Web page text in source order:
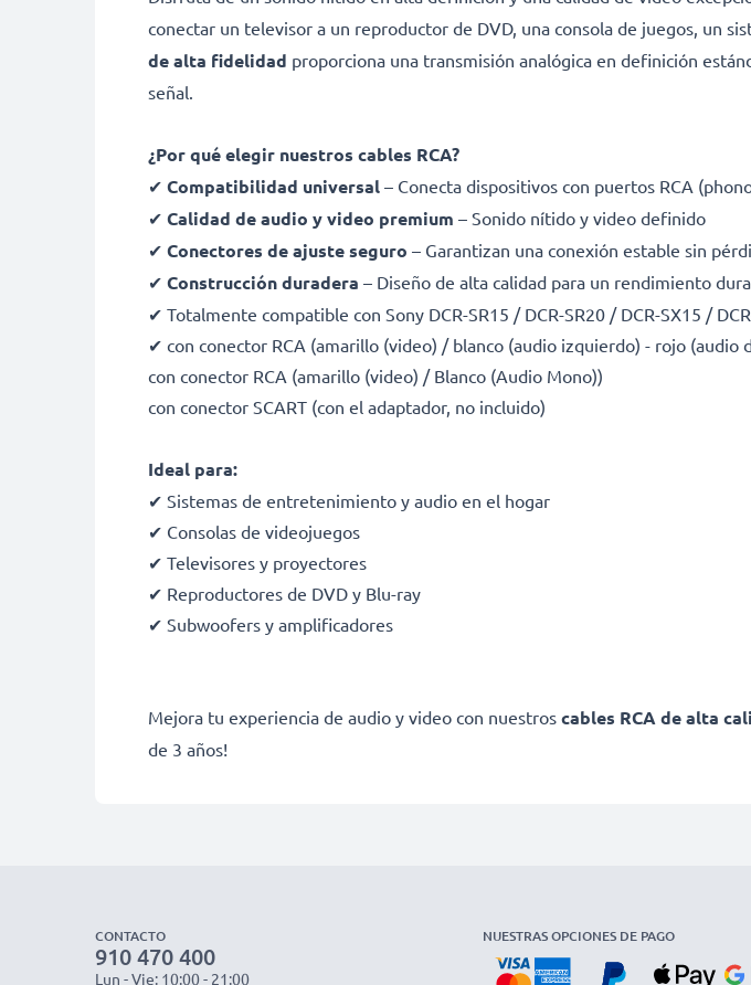
conectar un televisor a un reproductor de DVD, una consola de juegos, un
de alta fidelidad proporciona una transmisión analógica en definición
señal.
¿Por qué elegir nuestros cables RCA?
✔ Compatibilidad universal – Conecta dispositivos con puertos RCA
✔ Calidad de audio y video premium – Sonido nítido y video definido
✔ Conectores de ajuste seguro – Garantizan una conexión estable sin
✔ Construcción duradera – Diseño de alta calidad para un rendimiento
✔ Totalmente compatible con Sony DCR-SR15 / DCR-SR20 / DCR-SX15 /
✔ con conector RCA (amarillo (video) / blanco (audio izquierdo) - rojo (audio
con conector RCA (amarillo (video) / Blanco (Audio Mono))
con conector SCART (con el adaptador, no incluido)
Ideal para:
✔ Sistemas de entretenimiento y audio en el hogar
✔ Consolas de videojuegos
✔ Televisores y proyectores
✔ Reproductores de DVD y Blu-ray
✔ Subwoofers y amplificadores
Mejora tu experiencia de audio y video con nuestros cables RCA de alta
de 3 años!
CONTACTO
910 470 400
Lun - Vie: 10:00 - 21:00
NUESTRAS OPCIONES DE PAGO